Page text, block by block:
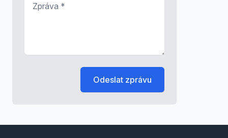
Odeslat zprávu